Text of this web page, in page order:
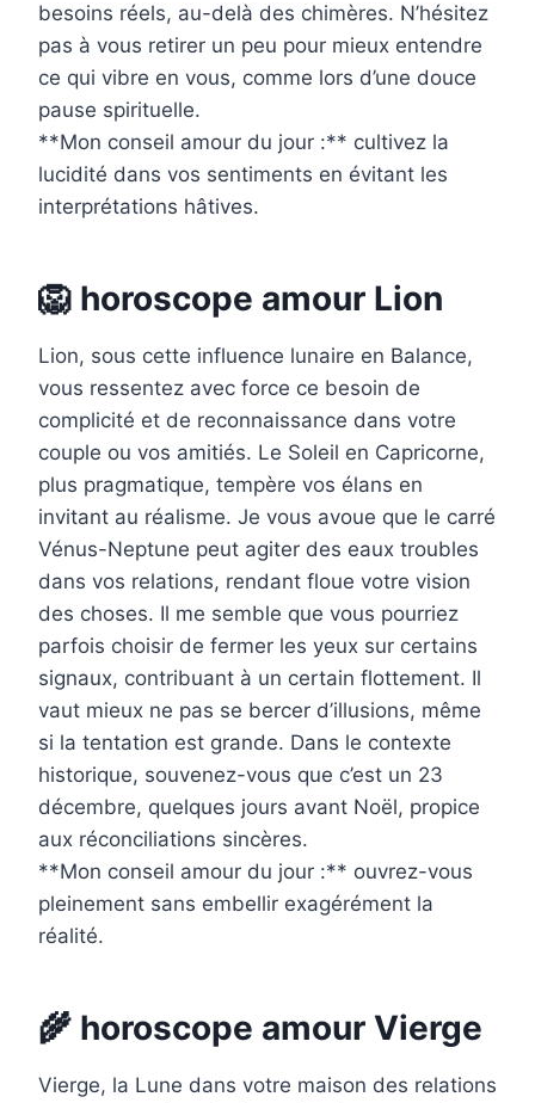
besoins réels, au-delà des chimères. N’hésitez
pas à vous retirer un peu pour mieux entendre
ce qui vibre en vous, comme lors d’une douce
pause spirituelle.
**Mon conseil amour du jour :** cultivez la
lucidité dans vos sentiments en évitant les
interprétations hâtives.
🦁 horoscope amour Lion
Lion, sous cette influence lunaire en Balance,
vous ressentez avec force ce besoin de
complicité et de reconnaissance dans votre
couple ou vos amitiés. Le Soleil en Capricorne,
plus pragmatique, tempère vos élans en
invitant au réalisme. Je vous avoue que le carré
Vénus-Neptune peut agiter des eaux troubles
dans vos relations, rendant floue votre vision
des choses. Il me semble que vous pourriez
parfois choisir de fermer les yeux sur certains
signaux, contribuant à un certain flottement. Il
vaut mieux ne pas se bercer d’illusions, même
si la tentation est grande. Dans le contexte
historique, souvenez-vous que c’est un 23
décembre, quelques jours avant Noël, propice
aux réconciliations sincères.
**Mon conseil amour du jour :** ouvrez-vous
pleinement sans embellir exagérément la
réalité.
🌾 horoscope amour Vierge
Vierge, la Lune dans votre maison des relations